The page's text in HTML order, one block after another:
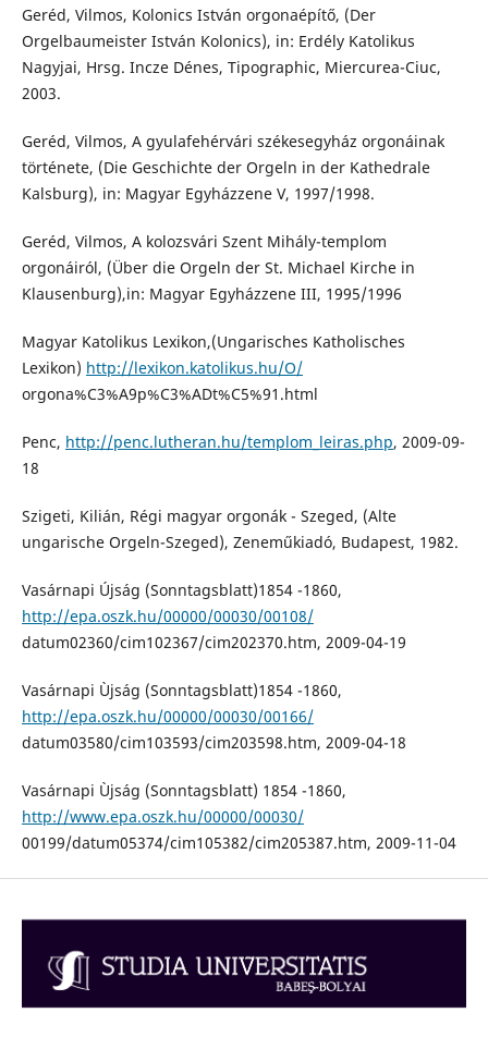
Geréd, Vilmos, Kolonics István orgonaépítő, (Der
Orgelbaumeister István Kolonics), in: Erdély Katolikus
Nagyjai, Hrsg. Incze Dénes, Tipographic, Miercurea-Ciuc,
2003.
Geréd, Vilmos, A gyulafehérvári székesegyház orgonáinak
története, (Die Geschichte der Orgeln in der Kathedrale
Kalsburg), in: Magyar Egyházzene V, 1997/1998.
Geréd, Vilmos, A kolozsvári Szent Mihály-templom
orgonáiról, (Über die Orgeln der St. Michael Kirche in
Klausenburg),in: Magyar Egyházzene III, 1995/1996
Magyar Katolikus Lexikon,(Ungarisches Katholisches
Lexikon) http://lexikon.katolikus.hu/O/
orgona%C3%A9p%C3%ADt%C5%91.html
Penc, http://penc.lutheran.hu/templom_leiras.php, 2009-09-
18
Szigeti, Kilián, Régi magyar orgonák - Szeged, (Alte
ungarische Orgeln-Szeged), Zeneműkiadó, Budapest, 1982.
Vasárnapi Újság (Sonntagsblatt)1854 -1860,
http://epa.oszk.hu/00000/00030/00108/
datum02360/cim102367/cim202370.htm, 2009-04-19
Vasárnapi Ùjság (Sonntagsblatt)1854 -1860,
http://epa.oszk.hu/00000/00030/00166/
datum03580/cim103593/cim203598.htm, 2009-04-18
Vasárnapi Ùjság (Sonntagsblatt) 1854 -1860,
http://www.epa.oszk.hu/00000/00030/
00199/datum05374/cim105382/cim205387.htm, 2009-11-04